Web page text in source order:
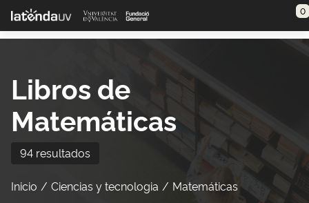
Saltar al contenido principal 0
Libros de
Matemáticas
94 resultados
Inicio Ciencias y tecnologia Matemáticas